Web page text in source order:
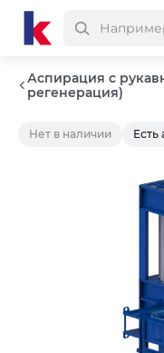
Аспирация с
регенерация)
Нет в наличии Есть